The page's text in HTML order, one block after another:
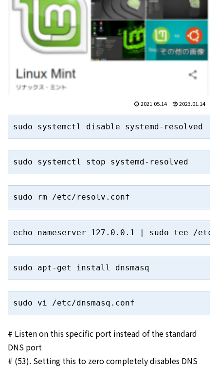
2021.05.14 2023.01.14
sudo systemctl disable systemd-resolved
sudo systemctl stop systemd-resolved
sudo rm /etc/resolv.conf
echo nameserver 127.0.0.1 | sudo tee /
sudo apt-get install dnsmasq
sudo vi /etc/dnsmasq.conf
# Listen on this specific port instead of the standard
DNS port
# (53). Setting this to zero completely disables DNS